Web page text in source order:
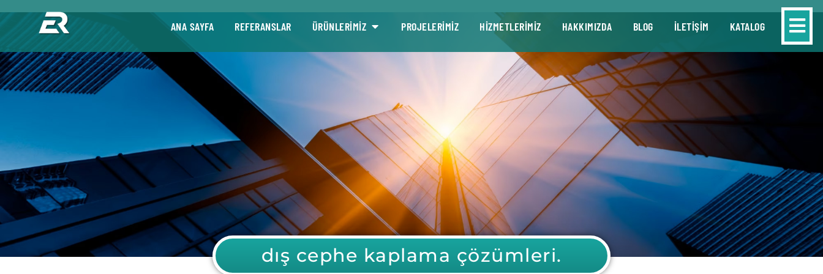
ANA SAYFA REFERANSLAR ÜRÜNLERİMİZ PROJELERİMİZ HİZMETLERİMİZ HAKKIMIZDA BLOG İLETİŞİM KATALOG
dış cephe kaplama çözümleri.